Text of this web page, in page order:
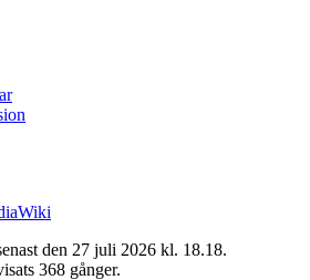
den 27 juli 2026 kl. 18.18.
368 gånger.